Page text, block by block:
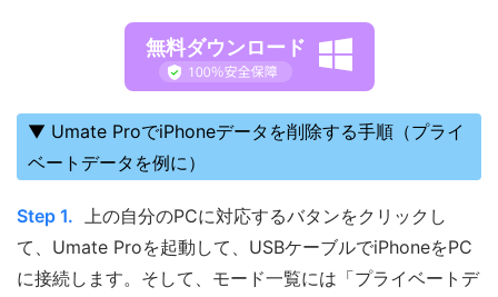
無料ダウンロード
▼ Umate ProでiPhoneデータを削除する手順（プライ
ベートデータを例に）
Step 1. 上の自分のPCに対応するバタンをクリックし
て、Umate Proを起動して、USBケーブルでiPhoneをPC
に接続します。そして、モード一覧には「プライベートデ